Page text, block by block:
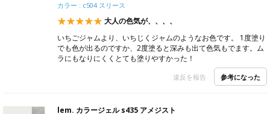
カラー : c504 スリース
大人の色気が、、、、
いちごジャムより、いちじくジャムのようなお色です。 1度塗り
でも色が出るのですか、2度塗ると深みも出て色気もでます。ム
ラにもなりにくくとても塗りやすかった！
違反を報告 参考になった
lem. カラージェル s435 アメジスト